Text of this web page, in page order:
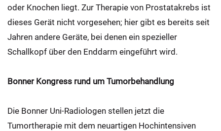
oder Knochen liegt. Zur Therapie von Prostatakrebs ist
dieses Gerät nicht vorgesehen; hier gibt es bereits seit
Jahren andere Geräte, bei denen ein spezieller
Schallkopf über den Enddarm eingeführt wird.
Bonner Kongress rund um Tumorbehandlung
Die Bonner Uni-Radiologen stellen jetzt die
Tumortherapie mit dem neuartigen Hochintensiven